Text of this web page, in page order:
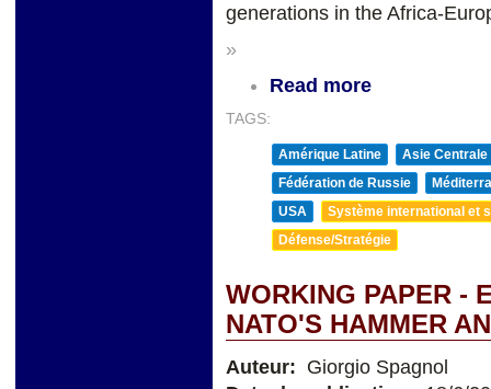
generations in the Africa-
»
Read more
TAGS:
Amérique Latine
Asie Centrale
Fédération de Russie
USA
Système international et
Défense/Stratégie
WORKING PAPER -
NATO'S HAMMER
Auteur: Giorgio Spagnol